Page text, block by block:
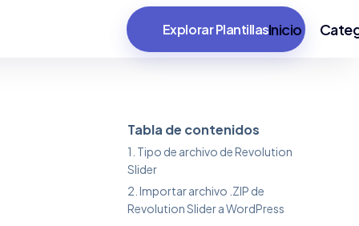
Inicio
Explorar Plantillas
Tabla de contenidos
Tipo de archivo de Revolution
Slider
Importar archivo .ZIP de
Revolution Slider a WordPress